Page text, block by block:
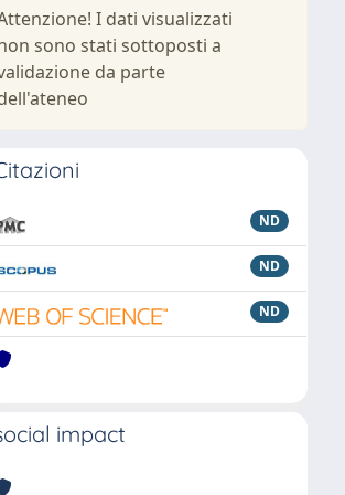
I dati visualizzati
sono stati sottoposti a
da parte
ND
ND
ND
impact